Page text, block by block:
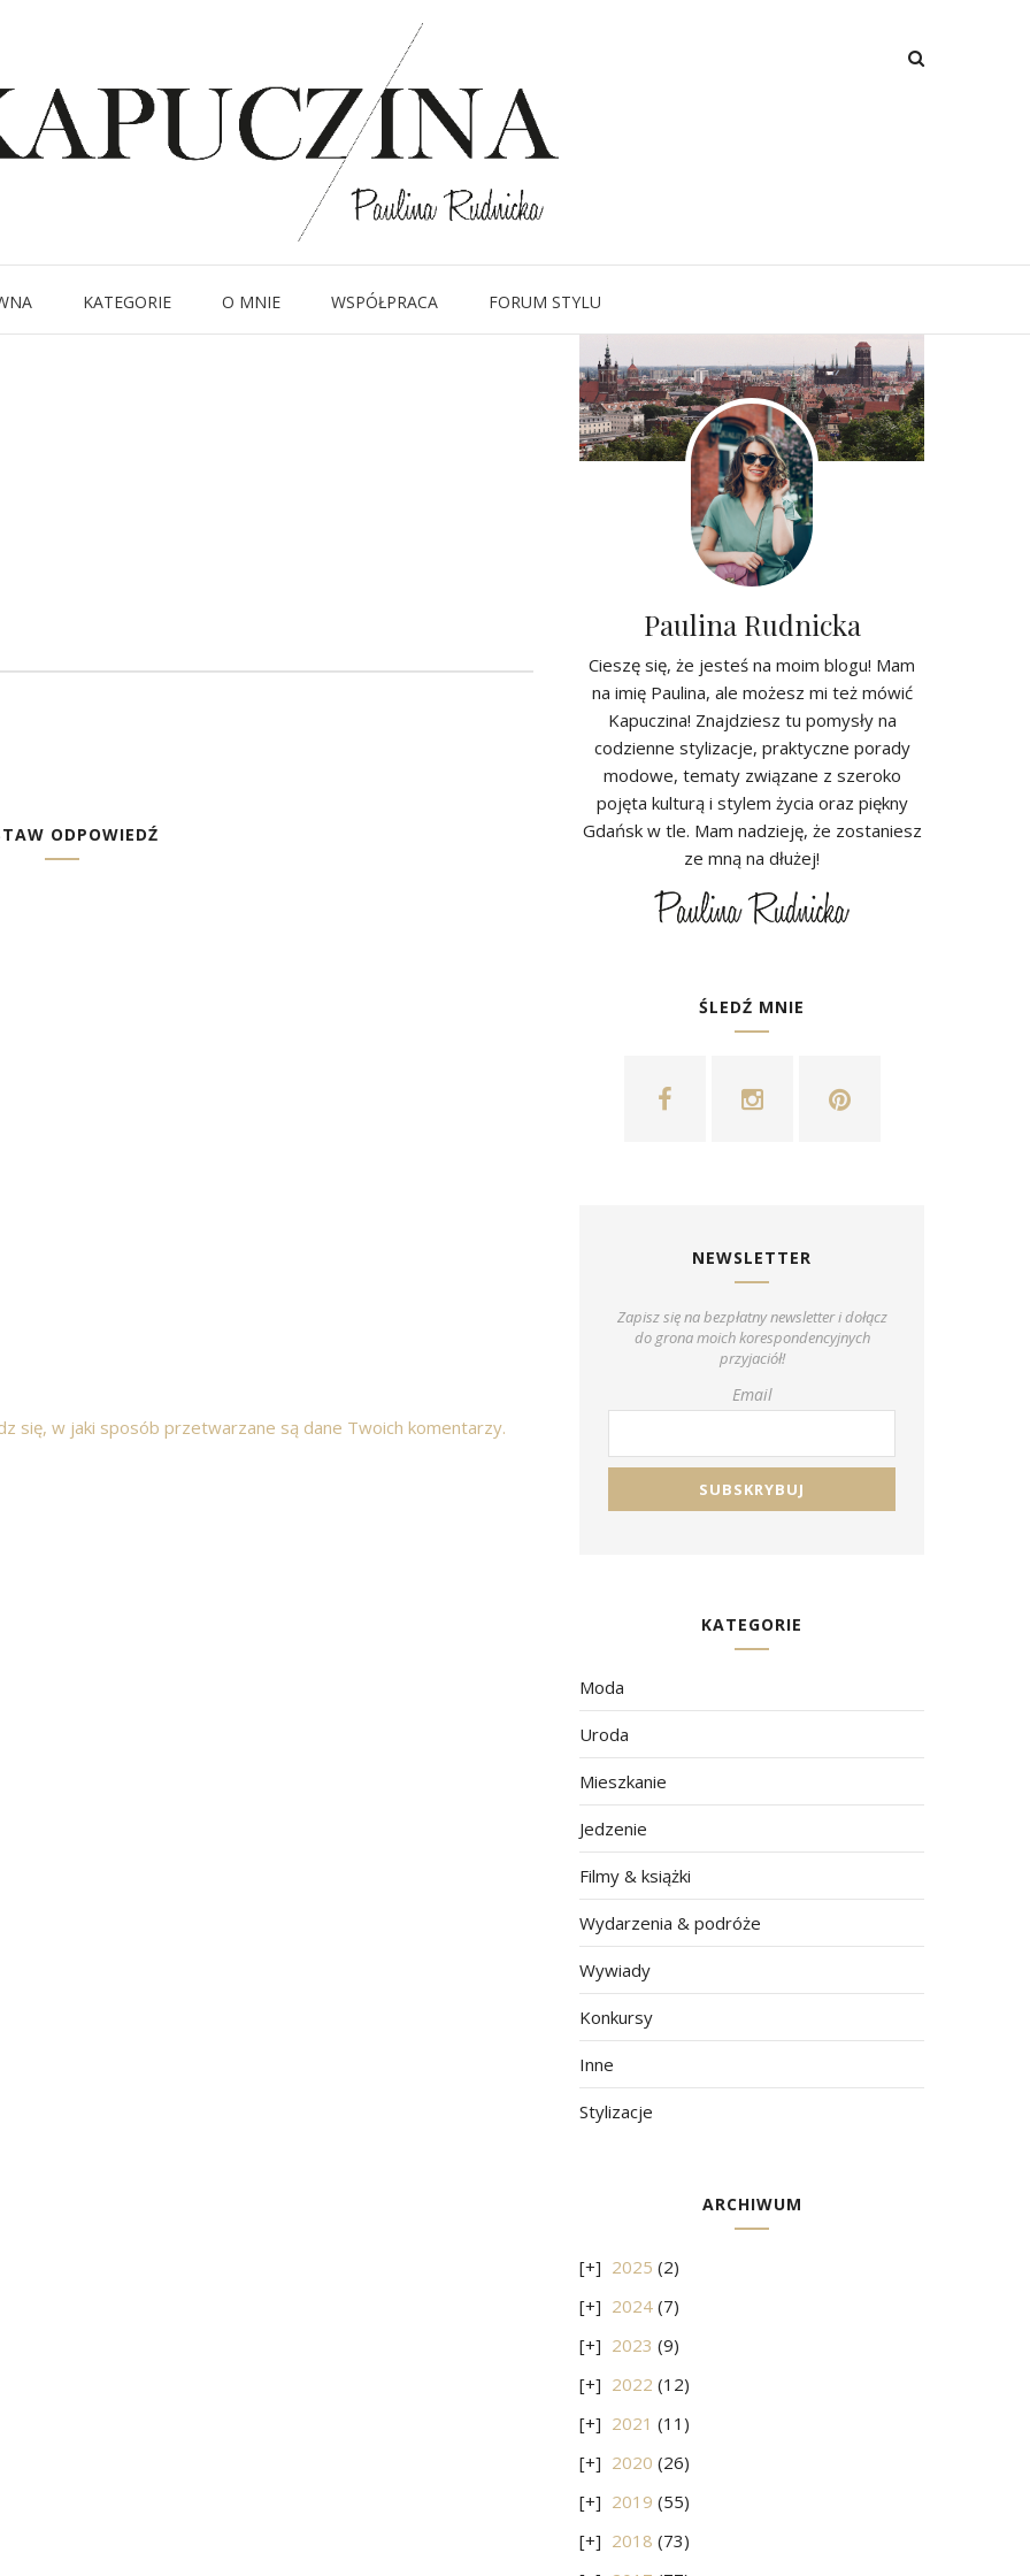
KATEGORIE O MNIE WSPÓŁPRACA FORUM STYLU
8-2
Written byKapuczina in
ODPOWIEDŹ
się, w jaki sposób przetwarzane są dane Twoich komentarzy.
Paulina Rudnicka
Cieszę się, że jesteś na moim blogu! Mam
na imię Paulina, ale możesz mi też mówić
Kapuczina! Znajdziesz tu pomysły na
codzienne stylizacje, praktyczne porady
modowe, tematy związane z szeroko
pojęta kulturą i stylem życia oraz piękny
Gdańsk w tle. Mam nadzieję, że zostaniesz
ze mną na dłużej!
ŚLEDŹ MNIE
NEWSLETTER
Zapisz się na bezpłatny newsletter i dołącz
do grona moich korespondencyjnych
przyjaciół!
Email
KATEGORIE
Moda
Uroda
Mieszkanie
Jedzenie
Filmy & książki
Wydarzenia & podróże
Wywiady
Konkursy
Inne
Stylizacje
ARCHIWUM
2025 (2)
2024 (7)
2023 (9)
2022 (12)
2021 (11)
2020 (26)
2019 (55)
2018 (73)